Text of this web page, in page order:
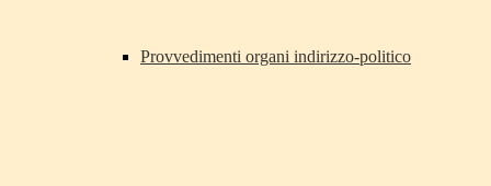
Provvedimenti organi indirizzo-politico